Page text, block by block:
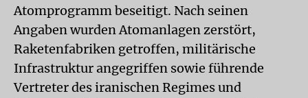
Atomprogramm beseitigt. Nach seinen
Angaben wurden Atomanlagen zerstört,
Raketenfabriken getroffen, militärische
Infrastruktur angegriffen sowie führende
Vertreter des iranischen Regimes und